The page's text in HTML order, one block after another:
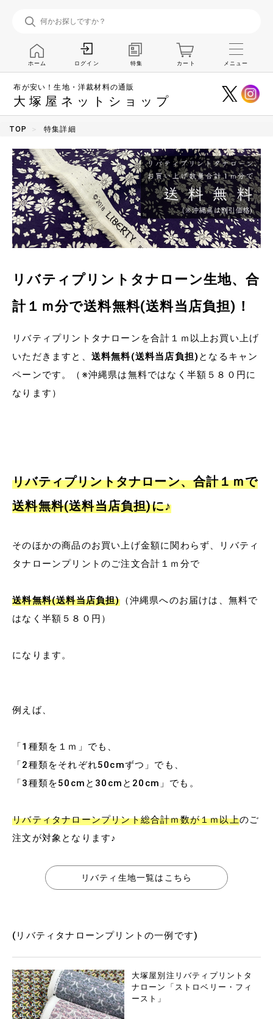
布が安い！生地・洋裁材料の通販
大塚屋ネットショップ
ホーム ログイン 特集 カート メニュー
TOP 特集詳細
リバティプリントタナローン生地、合
計１ｍ分で送料無料(送料当店負担)！
リバティプリントタナローンを合計１ｍ以上お買い上げ
いただきますと、 送料無料(送料当店負担) となるキャン
ペーンです。（※沖縄県は無料ではなく半額５８０円に
なります）
リバティプリントタナローン、合計１ｍで
送料無料(送料当店負担)に♪
そのほかの商品のお買い上げ金額に関わらず、リバティ
タナローンプリントのご注文合計１ｍ分で
送料無料(送料当店負担)（沖縄県へのお届けは、無料で
はなく半額５８０円）
になります。
例えば、
「1種類を１ｍ」でも、
「2種類をそれぞれ50cmずつ」でも、
「3種類を50cmと30cmと20cm」でも。
リバティタナローンプリント総合計ｍ数が１ｍ以上のご
注文が対象となります♪
リバティ生地一覧はこちら
(リバティタナローンプリントの一例です)
大塚屋別注リバティプリントタ
ナローン「ストロベリー・フィ
ースト」